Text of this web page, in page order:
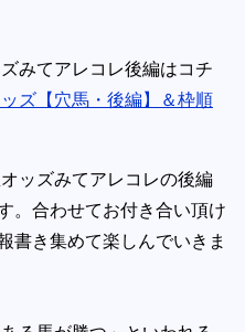
みてアレコレ後編はコチ
ズ【穴馬・後編】＆枠順
ッズみてアレコレの後編
。合わせてお付き合い頂け
書き集めて楽しんでいきま